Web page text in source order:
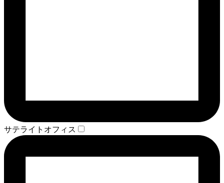
サテライトオフィス